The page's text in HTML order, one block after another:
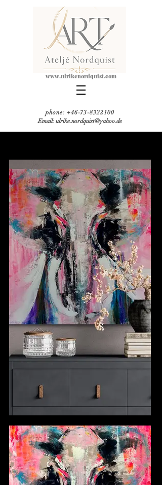
www.ulrikenordquist.com
phone: +46-73-8322100
Email: ulrike.nordquist@yahoo.de